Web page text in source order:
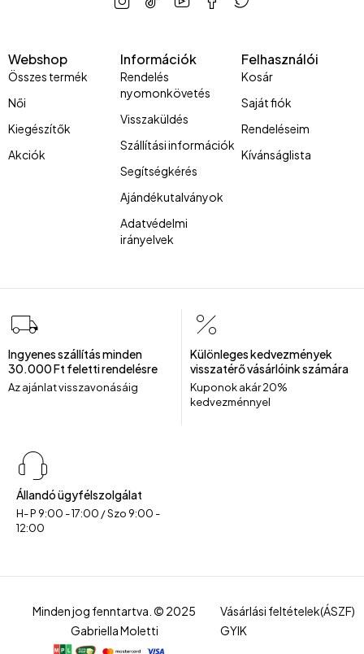
Webshop
Összes termék
Női
Kiegészítők
Akciók
Információk
Rendelés
nyomonkövetés
Visszaküldés
Szállítási információk
Segítségkérés
Ajándékutalványok
Adatvédelmi
irányelvek
Felhasználói
Kosár
Saját fiók
Rendeléseim
Kívánságlista
Ingyenes szállítás minden
30.000 Ft feletti rendelésre
Az ajánlat visszavonásáig
Különleges kedvezmények
visszatérő vásárlóink számára
Kuponok akár 20%
kedvezménnyel
Állandó ügyfélszolgálat
H- P 9:00 - 17:00 / Szo 9:00 -
12:00
Minden jog fenntartva. © 2025
Gabriella Moletti
Vásárlási feltételek(ÁSZF)
GYIK